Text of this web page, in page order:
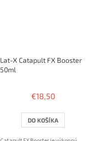
Lat-X Catapult FX Booster
50ml
€18,50
DO KOŠÍKA